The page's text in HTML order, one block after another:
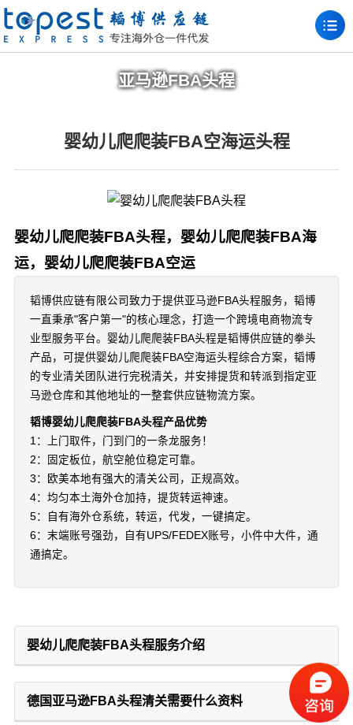
亚马逊FBA头程
婴幼儿爬爬装FBA空海运头程
婴幼儿爬爬装FBA头程，婴幼儿爬爬装FBA海
运，婴幼儿爬爬装FBA空运
韬博供应链有限公司致力于提供亚马逊FBA头程服务，韬博
一直秉承"客户第一"的核心理念，打造一个跨境电商物流专
业型服务平台。婴幼儿爬爬装FBA头程是韬博供应链的拳头
产品，可提供婴幼儿爬爬装FBA空海运头程综合方案，韬博
的专业清关团队进行完税清关，并安排提货和转派到指定亚
马逊仓库和其他地址的一整套供应链物流方案。
韬博婴幼儿爬爬装FBA头程产品优势
1：上门取件，门到门的一条龙服务！
2：固定板位，航空舱位稳定可靠。
3：欧美本地有强大的清关公司，正规高效。
4：均匀本土海外仓加持，提货转运神速。
5：自有海外仓系统，转运，代发，一键搞定。
6：末端账号强劲，自有UPS/FEDEX账号，小件中大件，通
通搞定。
婴幼儿爬爬装FBA头程服务介绍
德国亚马逊FBA头程清关需要什么资料